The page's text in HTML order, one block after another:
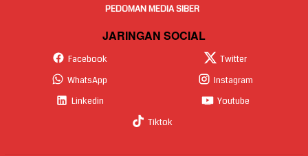
PEDOMAN MEDIA SIBER
JARINGAN SOCIAL
Facebook
Twitter
WhatsApp
Instagram
Linkedin
Youtube
Tiktok